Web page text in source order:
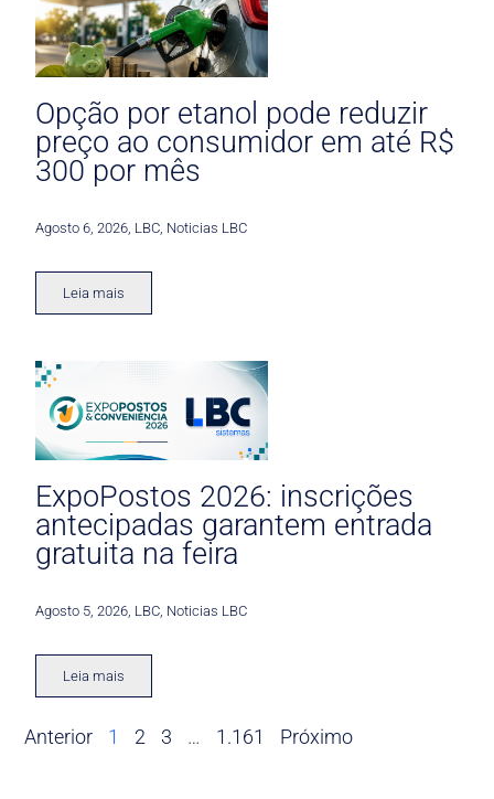
Opção por etanol pode reduzir
preço ao consumidor em até R$
300 por mês
Agosto 6, 2026 LBC Noticias LBC
Leia mais
ExpoPostos 2026: inscrições
antecipadas garantem entrada
gratuita na feira
Agosto 5, 2026 LBC Noticias LBC
Leia mais
Anterior 1 2 3 … 1.161 Próximo